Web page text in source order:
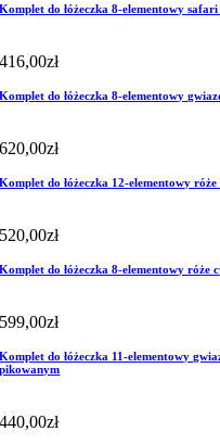
Komplet do łóżeczka 8-elementowy
416,00zł
Komplet do łóżeczka 8-elementowy
620,00zł
Komplet do łóżeczka 12-elementowy
520,00zł
Komplet do łóżeczka 8-elementowy róże
599,00zł
Komplet do łóżeczka 11-elementowy
pikowanym
440,00zł